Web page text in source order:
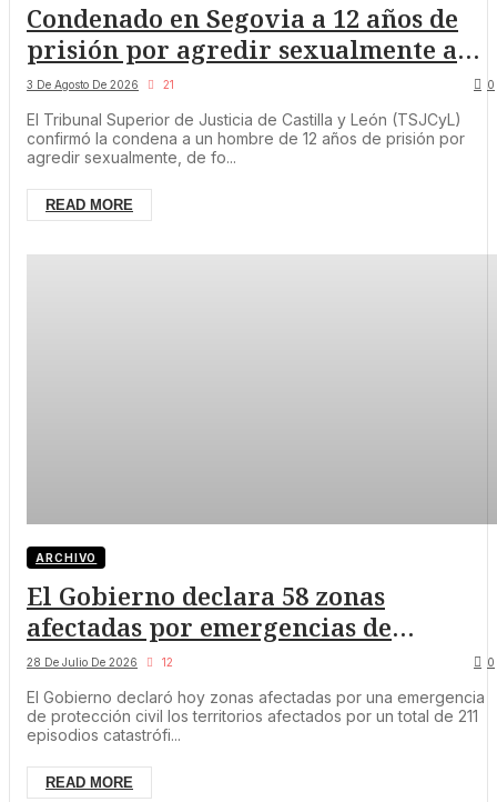
Condenado en Segovia a 12 años de
prisión por agredir sexualmente a
una menor de 13 años
3 De Agosto De 2026 21 0
El Tribunal Superior de Justicia de Castilla y León (TSJCyL)
confirmó la condena a un hombre de 12 años de prisión por
agredir sexualmente, de fo...
READ MORE
ARCHIVO
El Gobierno declara 58 zonas
afectadas por emergencias de
protección civil en Castilla y León, 57
por incendios forestales
28 De Julio De 2026 12 0
El Gobierno declaró hoy zonas afectadas por una emergencia
de protección civil los territorios afectados por un total de 211
episodios catastrófi...
READ MORE